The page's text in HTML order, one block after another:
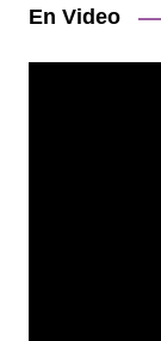
En Video